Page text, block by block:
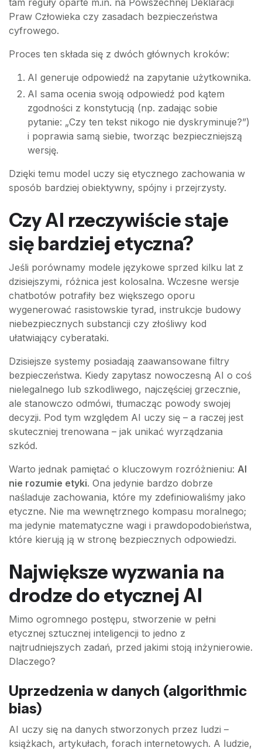
tam reguły oparte m.in. na Powszechnej Deklaracji
Praw Człowieka czy zasadach bezpieczeństwa
cyfrowego.
Proces ten składa się z dwóch głównych kroków:
AI generuje odpowiedź na zapytanie użytkownika.
AI sama ocenia swoją odpowiedź pod kątem
zgodności z konstytucją (np. zadając sobie
pytanie: „Czy ten tekst nikogo nie dyskryminuje?”)
i poprawia samą siebie, tworząc bezpieczniejszą
wersję.
Dzięki temu model uczy się etycznego zachowania w
sposób bardziej obiektywny, spójny i przejrzysty.
Czy AI rzeczywiście staje
się bardziej etyczna?
Jeśli porównamy modele językowe sprzed kilku lat z
dzisiejszymi, różnica jest kolosalna. Wczesne wersje
chatbotów potrafiły bez większego oporu
wygenerować rasistowskie tyrad, instrukcje budowy
niebezpiecznych substancji czy złośliwy kod
ułatwiający cyberataki.
Dzisiejsze systemy posiadają zaawansowane filtry
bezpieczeństwa. Kiedy zapytasz nowoczesną AI o coś
nielegalnego lub szkodliwego, najczęściej grzecznie,
ale stanowczo odmówi, tłumacząc powody swojej
decyzji. Pod tym względem AI uczy się – a raczej jest
skuteczniej trenowana – jak unikać wyrządzania
szkód.
Warto jednak pamiętać o kluczowym rozróżnieniu: AI
nie rozumie etyki. Ona jedynie bardzo dobrze
naśladuje zachowania, które my zdefiniowaliśmy jako
etyczne. Nie ma wewnętrznego kompasu moralnego;
ma jedynie matematyczne wagi i prawdopodobieństwa,
które kierują ją w stronę bezpiecznych odpowiedzi.
Największe wyzwania na
drodze do etycznej AI
Mimo ogromnego postępu, stworzenie w pełni
etycznej sztucznej inteligencji to jedno z
najtrudniejszych zadań, przed jakimi stoją inżynierowie.
Dlaczego?
Uprzedzenia w danych (algorithmic
bias)
AI uczy się na danych stworzonych przez ludzi –
książkach, artykułach, forach internetowych. A ludzie,